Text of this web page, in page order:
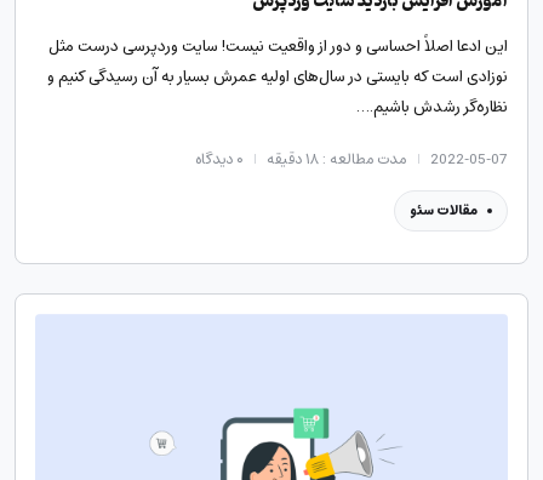
این ادعا اصلاً احساسی و دور از واقعیت نیست! سایت وردپرسی درست مثل
نوزادی است که بایستی در سال‌های اولیه عمرش بسیار به آن رسیدگی کنیم و
نظاره‌گر رشدش باشیم.…
2022-05-07 مدت مطالعه : ۱۸ دقیقه ۰دیدگاه
مقالات سئو